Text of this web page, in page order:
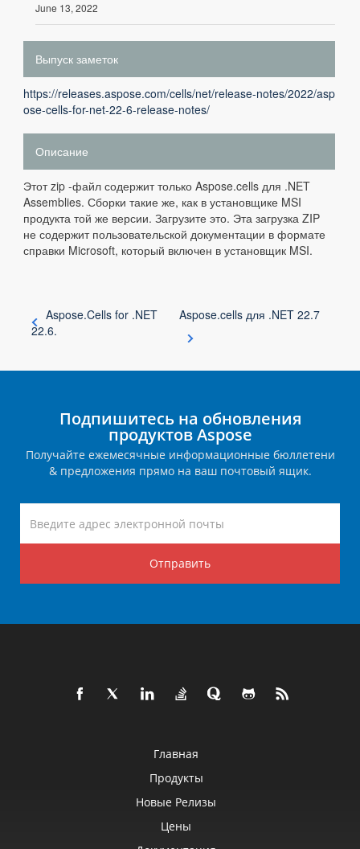
June 13, 2022
Выпуск заметок
https://releases.aspose.com/cells/net/release-notes/2022/asp
ose-cells-for-net-22-6-release-notes/
Описание
Этот zip -файл содержит только Aspose.cells для .NET
Assemblies. Сборки такие же, как в установщике MSI
продукта той же версии. Загрузите это. Эта загрузка ZIP
не содержит пользовательской документации в формате
справки Microsoft, который включен в установщик MSI.
Aspose.Cells for .NET
22.6.
Aspose.cells для .NET 22.7
Подпишитесь на обновления
продуктов Aspose
Получайте ежемесячные информационные бюллетени
& предложения прямо на ваш почтовый ящик.
Отправить
Главная
Продукты
Новые Релизы
Цены